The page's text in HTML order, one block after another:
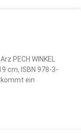
PECH WINKEL
cm, ISBN 978-3-
ein